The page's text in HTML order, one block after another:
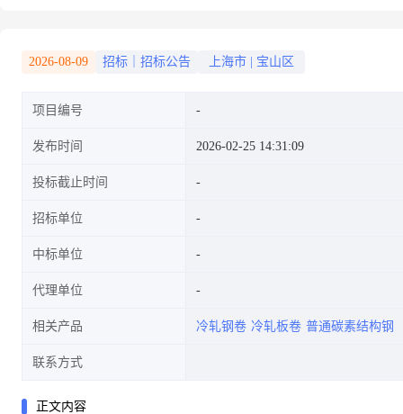
1.9)*FB*PT.A*PW.A*800mg/
切边*PF.A*PS.A*0.6-1.9*内径5
2026-08-09 招标｜招标公告 上海市 宝山区
项目编号
发布时间 2026-02-25 14:31:09
投标截止时间
招标单位
中标单位
代理单位
相关产品 冷轧钢卷 冷轧板卷 普通碳素结构钢
联系方式
正文内容